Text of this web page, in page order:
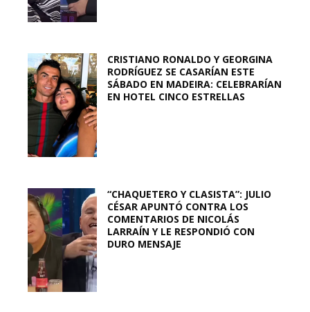
CRISTIANO RONALDO Y GEORGINA
RODRÍGUEZ SE CASARÍAN ESTE
SÁBADO EN MADEIRA: CELEBRARÍAN
EN HOTEL CINCO ESTRELLAS
“CHAQUETERO Y CLASISTA”: JULIO
CÉSAR APUNTÓ CONTRA LOS
COMENTARIOS DE NICOLÁS
LARRAÍN Y LE RESPONDIÓ CON
DURO MENSAJE